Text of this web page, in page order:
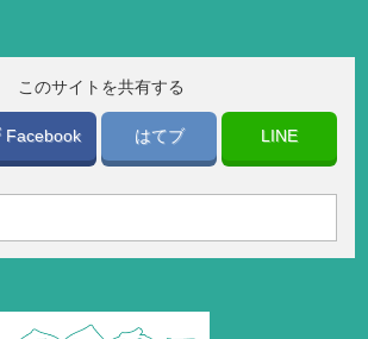
このサイトを共有する
Facebook はてブ LINE